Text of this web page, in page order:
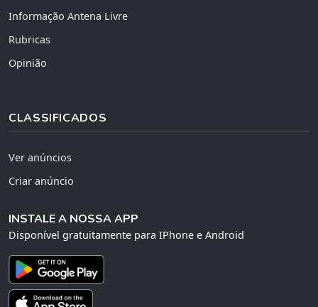
Informação Antena Livre
Rubricas
Opinião
CLASSIFICADOS
Ver anúncios
Criar anúncio
INSTALE A NOSSA APP
Disponível gratuitamente para IPhone e Android